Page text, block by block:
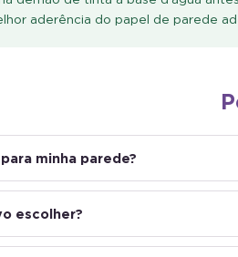
aderência do papel de parede
minha parede?
escolher?